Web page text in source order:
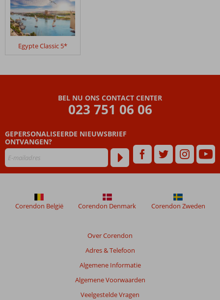
na
hun
verblijf
Nijlcruise
die
ouder
48
worden
niet
Egypte Classic 5*
BEL NU ONS CONTACT CENTER
023 751 06 06
GEPERSONALISEERDE NIEUWSBRIEF
ONTVANGEN?
Over Corendon
Adres & Telefoon
Algemene Informatie
Algemene Voorwaarden
Veelgestelde Vragen
Corendon België Corendon Denmark Corendon Zweden